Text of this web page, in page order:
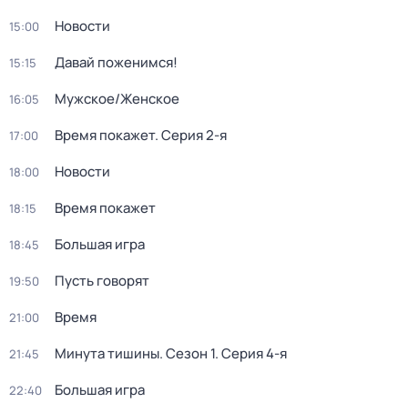
15:00 Новости
15:15 Давай поженимся!
16:05 Мужское/Женское
17:00 Время покажет. Серия 2-я
18:00 Новости
18:15 Время покажет
18:45 Большая игра
19:50 Пусть говорят
21:00 Время
21:45 Минута тишины. Сезон 1. Серия 4-я
22:40 Большая игра